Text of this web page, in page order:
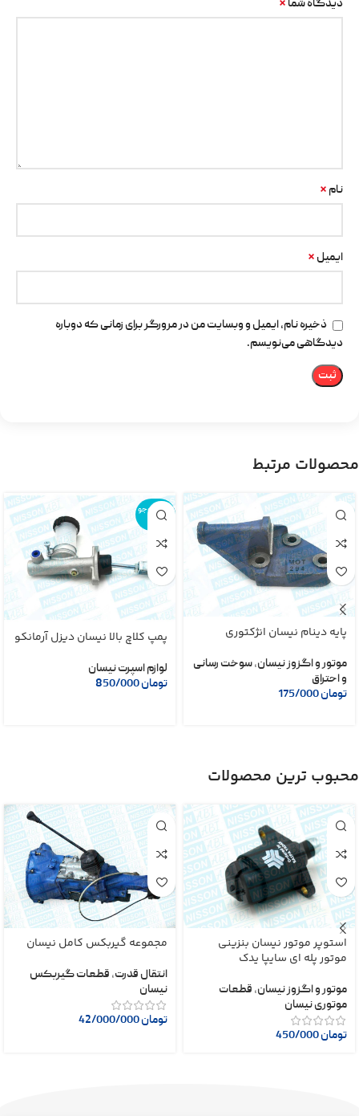
دیدگاه شما *
نام *
ایمیل *
ذخیره نام، ایمیل و وبسایت من در مرورگر برای زمانی که دوباره
دیدگاهی می‌نویسم.
محصولات مرتبط
پایه دینام نیسان انژکتوری
موتور و اگزوز نیسان,سوخت رسانی
و احتراق
تومان
اتمام موجو
دی
پمپ کلاچ بالا نیسان دیزل آرمانکو
لوازم اسپرت نیسان
تومان
محبوب ترین محصولات
استوپر موتور نیسان بنزینی
موتور پله ای سایپا یدک
موتور و اگزوز نیسان, قطعات
موتوری نیسان
تومان
مجموعه گیربکس کامل نیسان
انتقال قدرت, قطعات گیربکس
نیسان
تومان